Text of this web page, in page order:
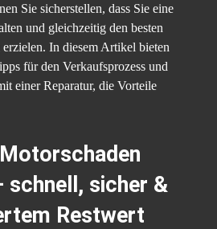
Sie sicherstellen, dass Sie eine
und gleichzeitig den besten
In diesem Artikel bieten
für den Verkaufsprozess und
einer Reparatur, die Vorteile
schnell, sicher &
Restwert